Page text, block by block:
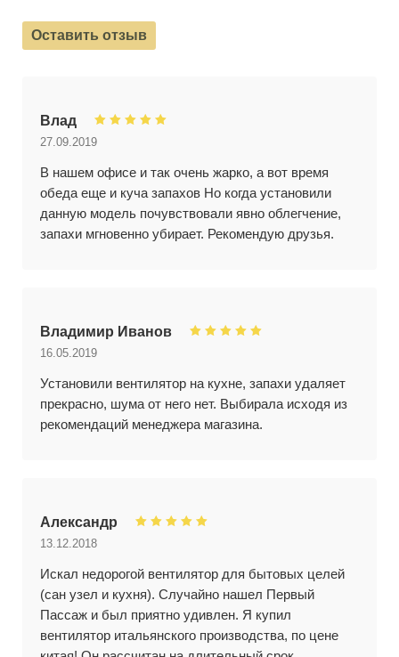
Оставить отзыв
Влад
27.09.2019
В нашем офисе и так очень жарко, а вот время
обеда еще и куча запахов Но когда установили
данную модель почувствовали явно облегчение,
запахи мгновенно убирает. Рекомендую друзья.
Владимир Иванов
16.05.2019
Установили вентилятор на кухне, запахи удаляет
прекрасно, шума от него нет. Выбирала исходя из
рекомендаций менеджера магазина.
Александр
13.12.2018
Искал недорогой вентилятор для бытовых целей
(сан узел и кухня). Случайно нашел Первый
Пассаж и был приятно удивлен. Я купил
вентилятор итальянского производства, по цене